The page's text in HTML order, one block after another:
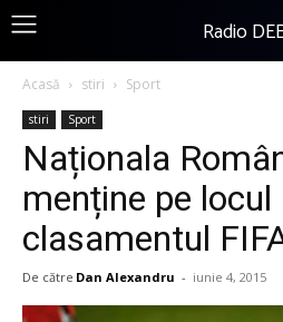
Radio
Acasă stiri Sport
stiri Sport
Naționala
menține pe locul
clasamentul
De către Dan Alexandru - iunie 4, 2015